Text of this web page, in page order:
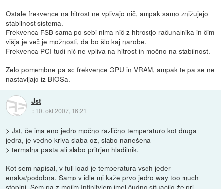
Ostale frekvence na hitrost ne vplivajo nič, ampak samo znižujejo
stabilnost sistema.
Frekvenca FSB sama po sebi nima nič z hitrostjo računalnika in čim
višja je več je možnosti, da bo šlo kaj narobe.
Frekvenca PCI tudi nič ne vpliva na hitrost in močno na stabilnost.
Zelo pomembne pa so frekvence GPU in VRAM, ampak te pa se ne
nastavljajo iz BIOSa.
Jst
:: 10. okt 2007, 16:21
> Jst, če ima eno jedro močno različno temperaturo kot druga
jedra, je vedno kriva slaba oz, slabo nanešena
> termalna pasta ali slabo pritrjen hladilnik.
Kot sem napisal, v full load je temperatura vseh jeder
enaka/podobna. Samo v idle mi kaže prvo jedro way too much
stopinj. Sem pa z mojim Infinityjem imel čudno situacijo že pri